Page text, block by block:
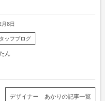
8日
ッフブログ
ん
デザイナー あかりの記事一覧